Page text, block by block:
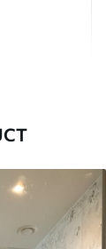
de barniz
con una
de pared con